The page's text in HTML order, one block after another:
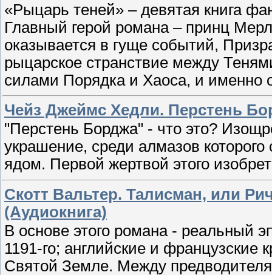
«Рыцарь теней» – девятая книга
Главный герой романа – принц
оказывается в гуще событий,
рыцарское странствие между
силами Порядка и Хаоса, и именно
Чейз Джеймс Хедли. Перстень
"Перстень Борджа" - что это?
украшение, среди алмазов
ядом. Первой жертвой этого
Скотт Вальтер. Талисман, или
(Аудиокнига)
В основе этого романа - реальный
1191-го; английские и французские
Святой Земле. Между